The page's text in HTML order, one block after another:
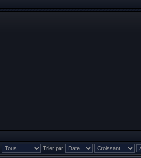
Trier par